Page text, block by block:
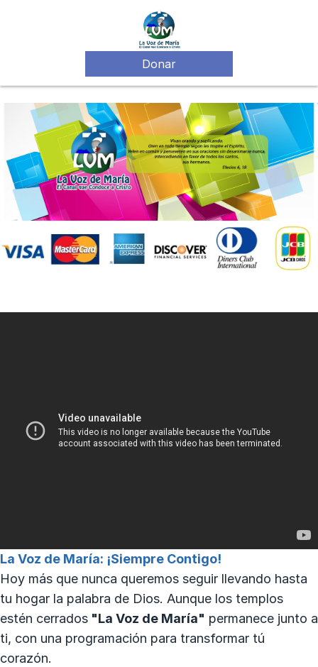
Donar
La Voz de María: ¡Siempre Contigo!
Hoy más que nunca queremos seguir llevando hasta
tu hogar la palabra de Dios. Aunque los templos
estén cerrados "La Voz de María" permanece junto a
ti, con una programación para transformar tú
corazón.